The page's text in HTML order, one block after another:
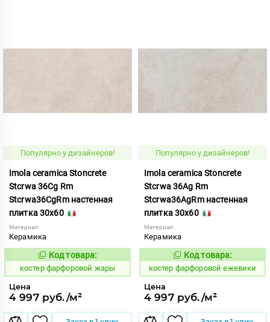
Популярно у дизайнеров!
Imola ceramica Stoncrete
Stcrwa 36Cg Rm
Stcrwa36CgRm настенная
плитка 30x60
Материал:
Керамика
810775
Код товара:
костер фарфоровой жары
Цена
4 997 руб./м²
Популярно у дизайнеров!
Imola ceramica Stoncrete
Stcrwa 36Ag Rm
Stcrwa36AgRm настенная
плитка 30x60
Материал:
Керамика
810774
Код товара:
костер фарфоровой ежевики
Цена
4 997 руб./м²